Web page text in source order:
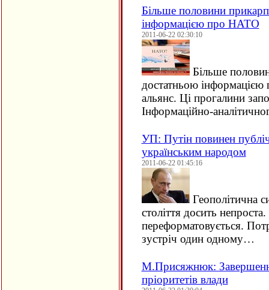
Більше половини
інформацією про НАТО
2011-06-22 02:30:10
Більше
достатньою інформацією
альянс. Ці прогалини
Інформаційно-
УП: Путін повинен
українським народом
2011-06-22 01:45:16
Геополітична
століття досить
переформатовується.
зустріч один одному…
М.Присяжнюк:
пріоритетів влади